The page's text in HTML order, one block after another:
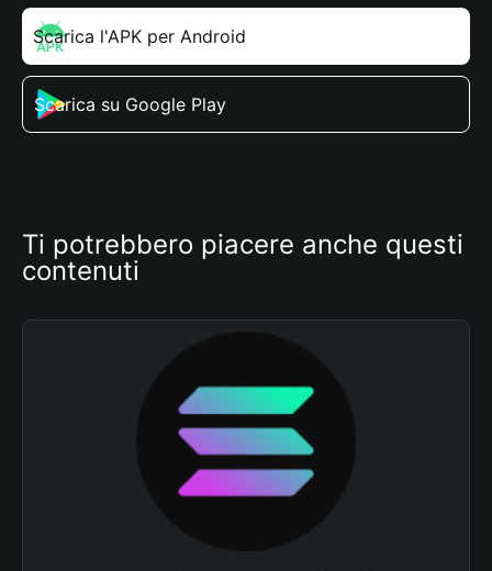
Scarica l'APK per Android
Scarica su Google Play
Ti potrebbero piacere anche questi
contenuti